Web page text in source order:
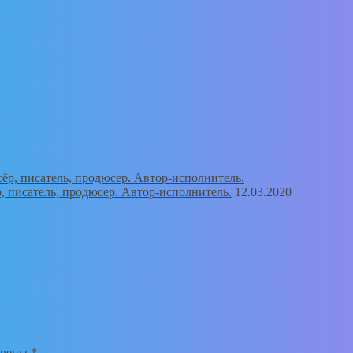
продюсер. Автор-исполнитель. 12.03.2020